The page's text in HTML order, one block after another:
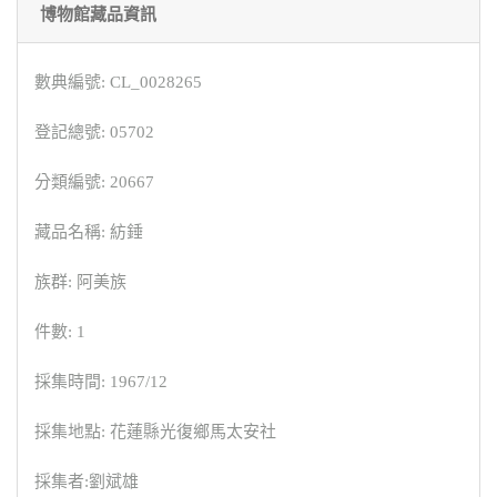
博物館藏品資訊
數典編號: CL_0028265
登記總號: 05702
分類編號: 20667
藏品名稱: 紡錘
族群: 阿美族
件數: 1
採集時間: 1967/12
採集地點: 花蓮縣光復鄉馬太安社
採集者:劉斌雄